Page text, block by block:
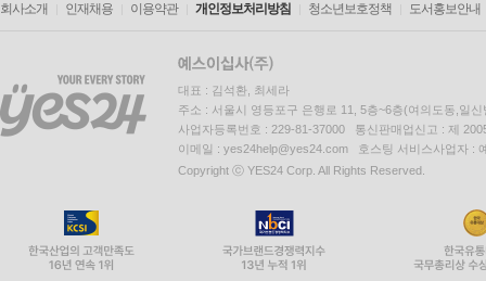
회사소개 인재채용 이용약관 개인정보처리방침 청소년보호정책 도서홍보안내
대표 : 김석환, 최세라
주소 : 서울시 영등포구 은행로 11, 5층~6층(여의도동,일신
사업자등록번호 : 229-81-37000 통신판매업신고 : 제
이메일 : yes24help@yes24.com 호스팅 서비스사업자 :
Copyright ⓒ YES24 Corp. All Rights Reserved.